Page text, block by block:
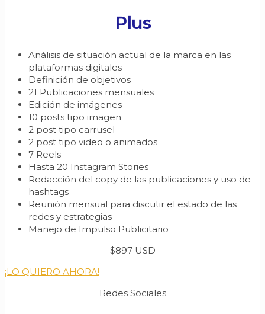
Plus
Análisis de situación actual de la marca en las
plataformas digitales
Definición de objetivos
21 Publicaciones mensuales
Edición de imágenes
10 posts tipo imagen
2 post tipo carrusel
2 post tipo video o animados
7 Reels
Hasta 20 Instagram Stories
Redacción del copy de las publicaciones y uso de
hashtags
Reunión mensual para discutir el estado de las
redes y estrategias
Manejo de Impulso Publicitario
$897 USD
¡LO QUIERO AHORA!
Redes Sociales